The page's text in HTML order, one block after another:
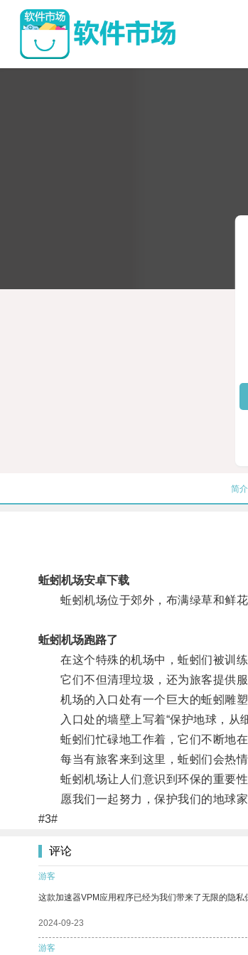
简介
蚯蚓机场安卓下载
蚯蚓机场位于郊外，布满绿草和鲜花
蚯蚓机场跑路了
在这个特殊的机场中，蚯蚓们被训练
它们不但清理垃圾，还为旅客提供服
机场的入口处有一个巨大的蚯蚓雕塑
入口处的墙壁上写着“保护地球，从细
蚯蚓们忙碌地工作着，它们不断地在
每当有旅客来到这里，蚯蚓们会热情
蚯蚓机场让人们意识到环保的重要性
愿我们一起努力，保护我们的地球家
#3#
评论
游客
这款加速器VPM应用程序已经为我们带来了无限的隐私
2024-09-23
游客